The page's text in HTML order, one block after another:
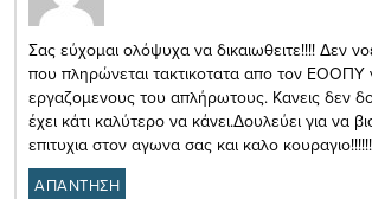
Σας εύχομαι ολόψυχα να δικαιωθειτε!!!! Δεν
που πληρώνεται τακτικοτατα απο τον ΕΟΟΠΥ
εργαζομενους του απλήρωτους. Κανεις δεν
έχει κάτι καλύτερο να κάνει.Δουλεύει για να
επιτυχια στον αγωνα σας και καλο κουραγιο!!!!!!
ΑΠΑΝΤΗΣΗ